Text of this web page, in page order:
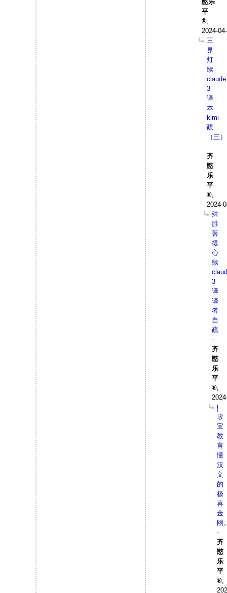
愍乐
平
2024-
三
界
灯
续
claude
3
译
本
kimi
疏
（三）
-
齐
愍
乐
平
2024-
殊
胜
菩
提
心
续
3
译
译
者
自
疏
-
齐
愍
乐
平
།
珍
宝
教
言
懂
汉
文
的
极
喜
金
刚
-
齐
愍
乐
平